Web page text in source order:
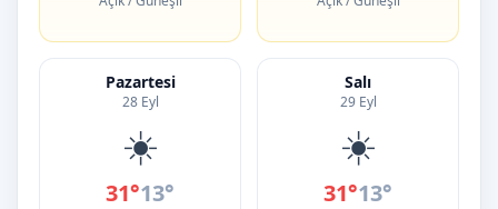
Pazartesi
28 Eyl
☀️
31°13°
Salı
29 Eyl
☀️
31°13°